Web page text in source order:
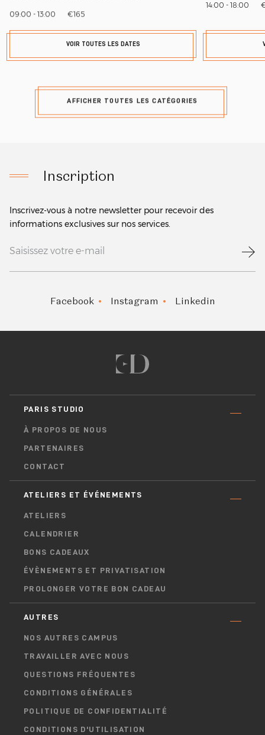
09:00 - 13:00 €165
VOIR TOUTES LES DATES
14:00 - 18:00
AFFICHER TOUTES LES CATÉGORIES
Inscription
Inscrivez-vous à notre newsletter pour recevoir des
informations exclusives sur nos services.
Facebook Instagram Linkedin
PARIS STUDIO
À PROPOS DE NOUS
PARTENAIRES
CONTACT
ATELIERS ET ÉVÉNEMENTS
ATELIERS
CALENDRIER
BONS CADEAUX
ÉVÈNEMENTS ET PRIVATISATION
PROLONGER VOTRE BON CADEAU
AUTRES
NOS AUTRES CAMPUS
TRAVAILLER AVEC NOUS
QUESTIONS FRÉQUENTES
CONDITIONS GÉNÉRALES
POLITIQUE DE CONFIDENTIALITÉ
CONDITIONS D'UTILISATION